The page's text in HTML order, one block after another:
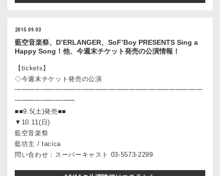
2015.09.03
藍空音楽祭、D’ERLANGER、SoF’Boy PRESENTS Sing a
Happy Song！他、今週末チケット発売の公演情報！
【tickets】
◇今週末チケット発売の公演
━━━━━━━━━━━━━━━━━━━━━━━━━━━━
━━━━━━━━━
■■9.5(土)発売■■
▼10.11(日)
藍空音楽祭
藍坊主 / tacica
問い合わせ：スーパーキャスト 03-5573-2299